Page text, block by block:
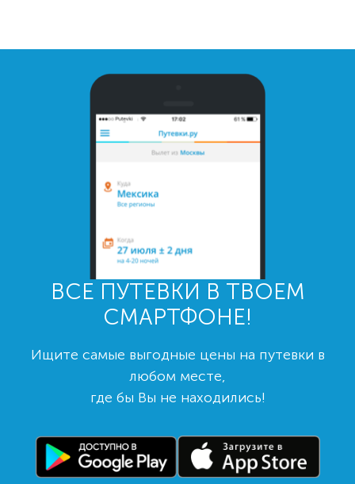
ВСЕ ПУТЕВКИ В ТВОЕМ
СМАРТФОНЕ!
Ищите самые выгодные цены на путевки в
любом месте,
где бы Вы не находились!